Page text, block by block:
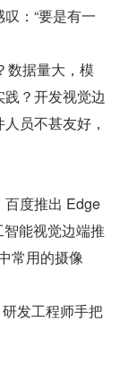
：“要是有一
数据量大，模
？开发视觉边
员不甚友好，
百度推出 Edge
能视觉边端推
常用的摄像
发工程师手把